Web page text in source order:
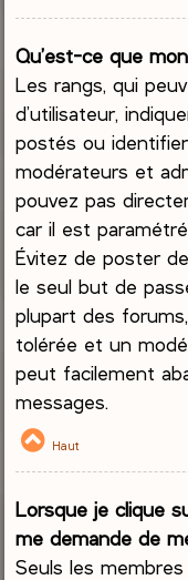
Qu’est-ce que
Les rangs, qui
d’utilisateur,
postés ou
modérateurs et
pouvez pas
car il est
Évitez de poster
le seul but de
plupart des
tolérée et un
peut facilement
messages.
Haut
Lorsque je clique
me demande de
Seuls les